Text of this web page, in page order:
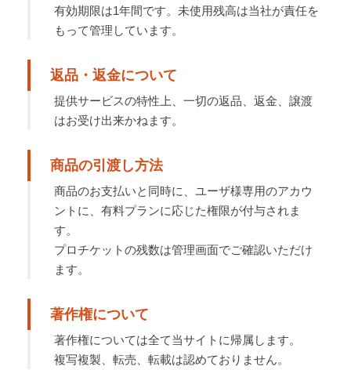
有効期限は1年間です。未使用残高は当社が責任を
もって管理しています。
返品・返金について
提供サービスの特性上、一切の返品、返金、譲渡
はお受け出来かねます。
商品の引渡し方法
商品のお支払いと同時に、ユーザ様専用のアカウ
ントに、有料プランに応じた権限が付与されま
す。
プロチケットの残数は管理画面でご確認いただけ
ます。
著作権について
著作権については全て当サイトに帰属します。
複写複製、転売、転載は認めておりません。